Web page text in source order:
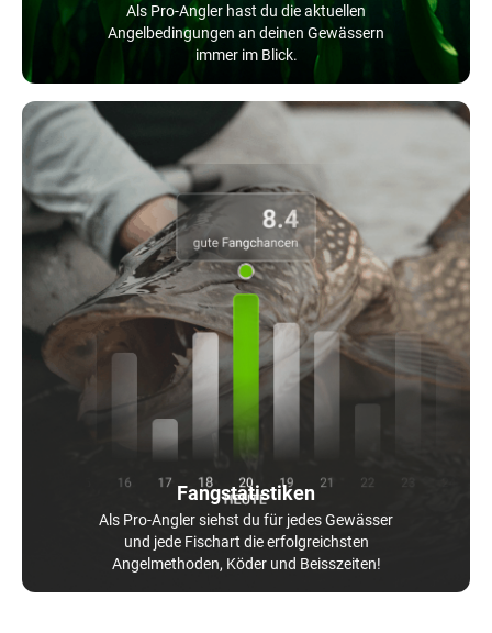
Als Pro-Angler hast du die aktuellen
Angelbedingungen an deinen Gewässern
immer im Blick.
Fangstatistiken
Als Pro-Angler siehst du für jedes Gewässer
und jede Fischart die erfolgreichsten
Angelmethoden, Köder und Beisszeiten!